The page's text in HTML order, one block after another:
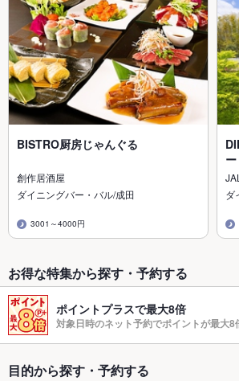
BISTRO厨房じゃんぐる
創作居酒屋
ダイニングバー・バル/成田
3001～4000円
ダ
お得な特集から探す・予約する
ポイントプラスで最大8倍
対象日時のネット予約でポイントが最大8
目的から探す・予約する